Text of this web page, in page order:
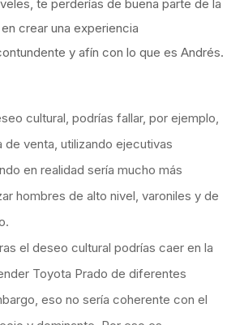
te perderías de buena parte de la
crear una experiencia
y afín con lo que es Andrés.
cultural, podrías fallar, por ejemplo,
de venta, utilizando ejecutivas
en realidad sería mucho más
hombres de alto nivel, varoniles y de
el deseo cultural podrías caer en la
Toyota Prado de diferentes
eso no sería coherente con el